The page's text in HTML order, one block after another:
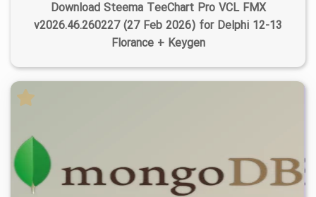
Download Steema TeeChart Pro VCL FMX
v2026.46.260227 (27 Feb 2026) for Delphi 12-13
Florance + Keygen
۷/۱۵K ۱۰/۵K